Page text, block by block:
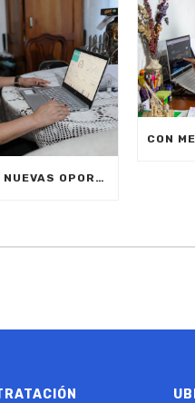
CERCA DE 17.000 NUEVAS OPORTUNIDADES DE ESTUDIO SIN COSTO PARA MEDELLÍN